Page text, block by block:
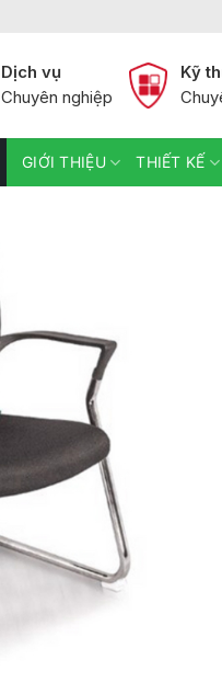
Dịch vụ
Chuyên nghiệp
Kỹ
GIỚI THIỆU THIẾT KẾ